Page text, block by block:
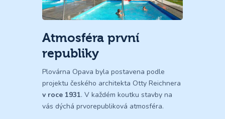
Atmosféra první
republiky
Plovárna Opava byla postavena podle
projektu českého architekta Otty Reichnera
v roce 1931. V každém koutku stavby na
vás dýchá prvorepubliková atmosféra.